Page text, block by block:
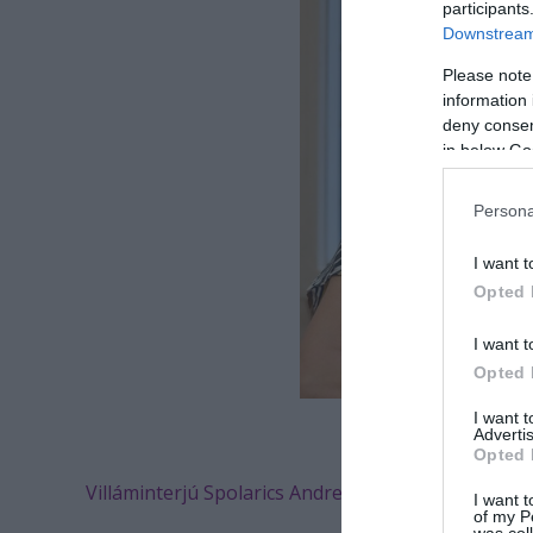
Please
information
deny
in below
I want
Opted
I want
Opted
I want
Opted
I want
of my
Villáminterjú Spolarics Andreával: